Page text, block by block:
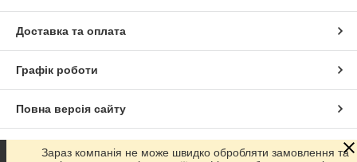
Доставка та оплата
Графік роботи
Повна версія сайту
Сайт створено на маркетплейсіProm.ua
Зараз компанія не може швидко обробляти замовлення та